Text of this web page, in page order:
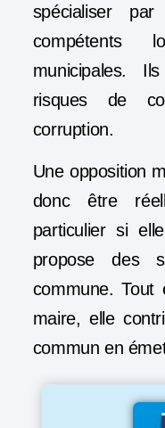
spécialiser
compétents
municipales.
risques de
corruption.
Une opposition
donc être
particulier si
propose des
commune. Tout
maire, elle
commun en